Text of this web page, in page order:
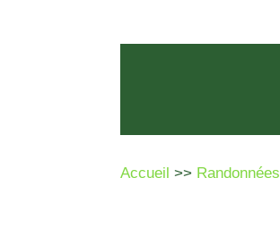
Accueil >> Randonnées